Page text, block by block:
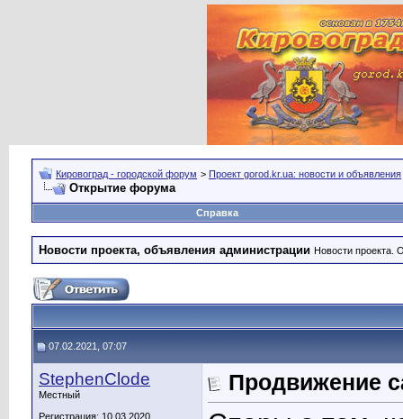
Кировоград - городской форум > Проект gorod.kr.ua: новости и объявления
Открытие форума
Справка
Новости проекта, объявления администрации Новости проекта.
07.02.2021, 07:07
StephenClode
Местный
Регистрация: 10.03.2020
Продвижение